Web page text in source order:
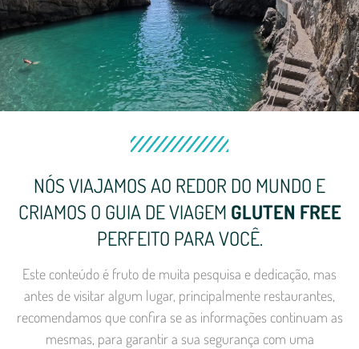
NÓS VIAJAMOS AO REDOR DO MUNDO E
CRIAMOS O GUIA DE VIAGEM GLUTEN FREE
PERFEITO PARA VOCÊ.
Este conteúdo é fruto de muita pesquisa e dedicação, mas
antes de visitar algum lugar, principalmente restaurantes,
recomendamos que confira se as informações continuam as
mesmas, para garantir a sua segurança com uma